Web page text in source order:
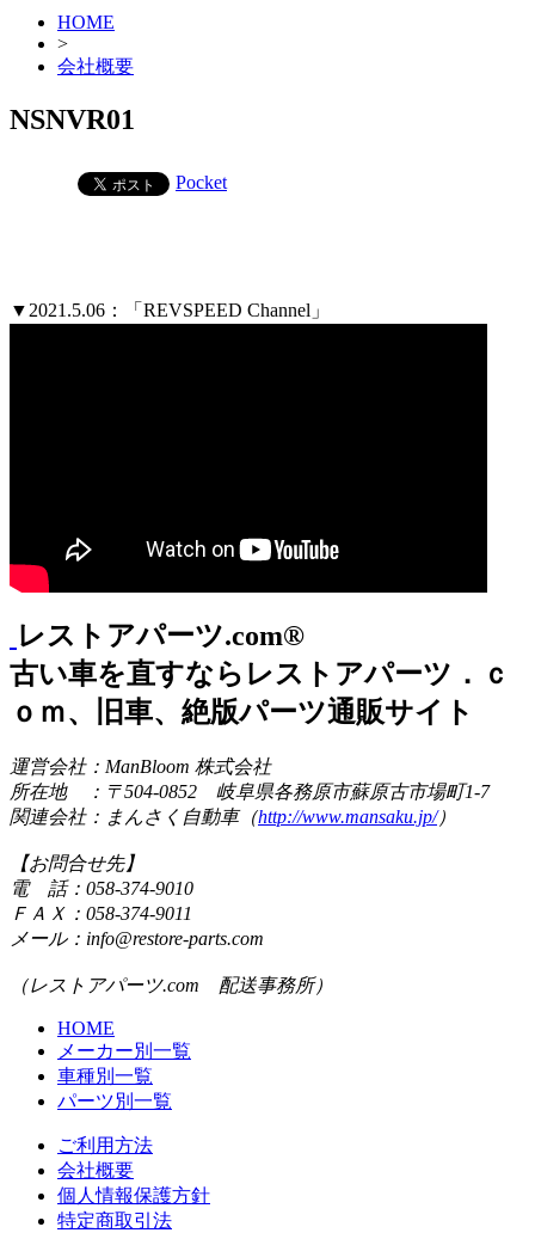
HOME
>
会社概要
NSNVR01
Pocket
▼2021.5.06：「REVSPEED Channel」
レストアパーツ.com®
古い車を直すならレストアパーツ．ｃ
ｏｍ、旧車、絶版パーツ通販サイト
運営会社：ManBloom 株式会社
所在地 ：〒504-0852 岐阜県各務原市蘇原古市場町1-7
関連会社：まんさく自動車（http://www.mansaku.jp/）
【お問合せ先】
電 話：058-374-9010
ＦＡＸ：058-374-9011
メール：info@restore-parts.com
（レストアパーツ.com 配送事務所）
HOME
メーカー別一覧
車種別一覧
パーツ別一覧
ご利用方法
会社概要
個人情報保護方針
特定商取引法